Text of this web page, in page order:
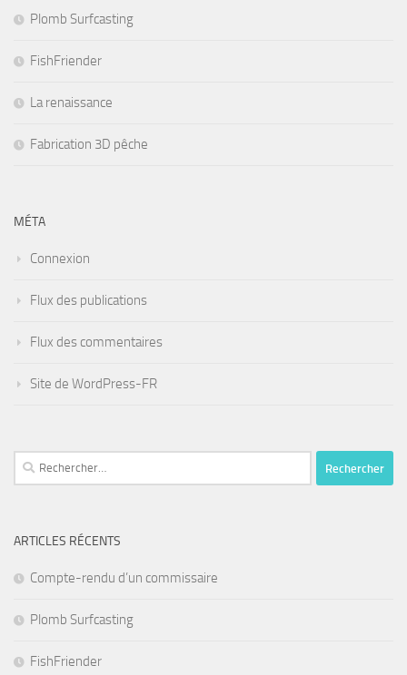
Plomb Surfcasting
FishFriender
La renaissance
Fabrication 3D pêche
MÉTA
Connexion
Flux des publications
Flux des commentaires
Site de WordPress-FR
Rechercher :
ARTICLES RÉCENTS
Compte-rendu d’un commissaire
Plomb Surfcasting
FishFriender